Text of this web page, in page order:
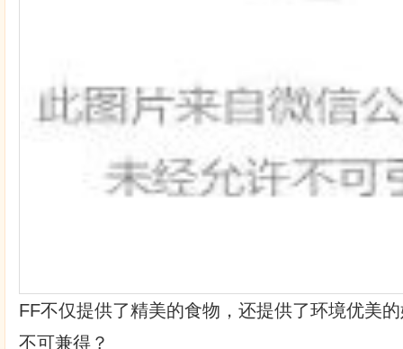
FF不仅提供了精美的食物，还提供了环境优美
不可兼得？